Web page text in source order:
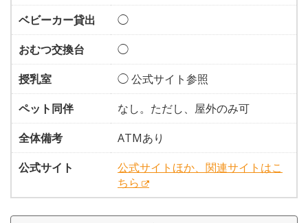
ベビーカー貸出
◯
おむつ交換台
◯
授乳室
◯ 公式サイト参照
ペット同伴
なし。ただし、屋外のみ可
全体備考
ATMあり
公式サイト
公式サイトほか、関連サイトはこ
ちら